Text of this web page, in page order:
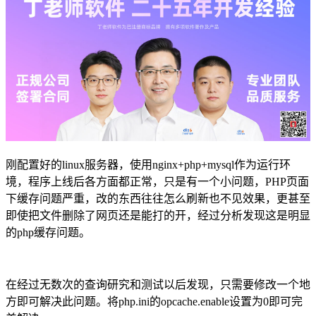
刚配置好的linux服务器，使用nginx+php+mysql作为运行环
境，程序上线后各方面都正常，只是有一个小问题，PHP页面
下缓存问题严重，改的东西往往怎么刷新也不见效果，更甚至
即使把文件删除了网页还是能打的开，经过分析发现这是明显
的php缓存问题。
在经过无数次的查询研究和测试以后发现，只需要修改一个地
方即可解决此问题。将php.ini的opcache.enable设置为0即可完